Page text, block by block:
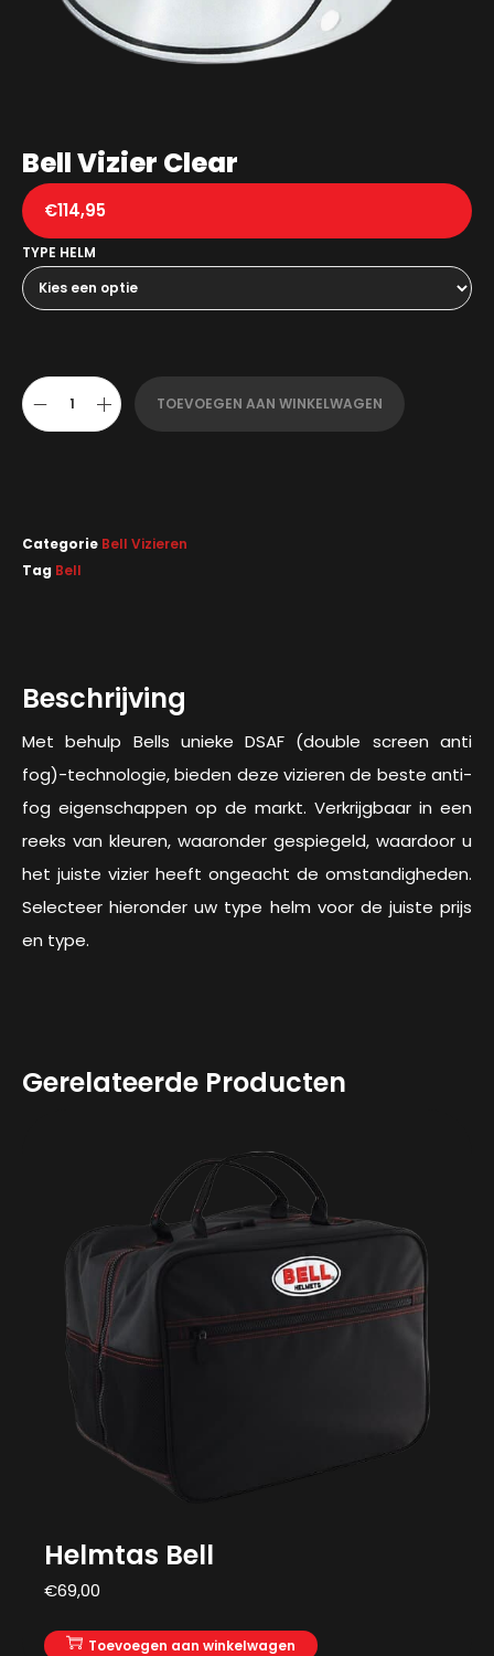
Bell Vizier Clear
€114,95
TYPE HELM
TOEVOEGEN AAN WINKELWAGEN
Categorie Bell Vizieren
Tag Bell
Beschrijving
Met behulp Bells unieke DSAF (double screen anti
fog)-technologie, bieden deze vizieren de beste anti-
fog eigenschappen op de markt. Verkrijgbaar in een
reeks van kleuren, waaronder gespiegeld, waardoor u
het juiste vizier heeft ongeacht de omstandigheden.
Selecteer hieronder uw type helm voor de juiste prijs
en type.
Gerelateerde Producten
Helmtas Bell
€69,00
Toevoegen aan winkelwagen